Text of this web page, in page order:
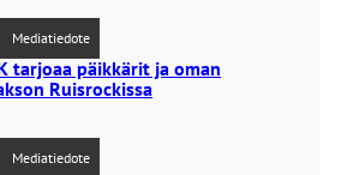
Mediatiedote
tarjoaa päikkärit ja oman
Ruisrockissa
Mediatiedote